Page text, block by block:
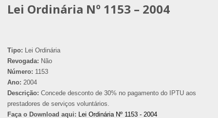
Lei Ordinária Nº 1153 – 2004
Tipo: Lei Ordinária
Revogada: Não
Número: 1153
Ano: 2004
Descrição: Concede desconto de 30% no pagamento do IPTU aos
prestadores de serviços voluntários.
Faça o Download aqui: Lei Ordinária Nº 1153 - 2004